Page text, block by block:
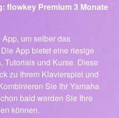
flowkey Premium 3 Monate
um selber das
App bietet eine riesige
Tutorials und Kurse. Diese
zu Ihrem Klavierspiel und
Sie Ihr Yamaha
bald werden Sie Ihre
können.